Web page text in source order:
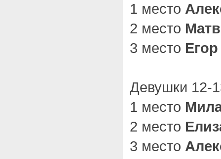
1 место
2 место
3 место
Девушки 12-
1 место
2 место
3 место